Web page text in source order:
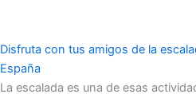
Disfruta con tus amigos de la
España
La escalada es una de esas